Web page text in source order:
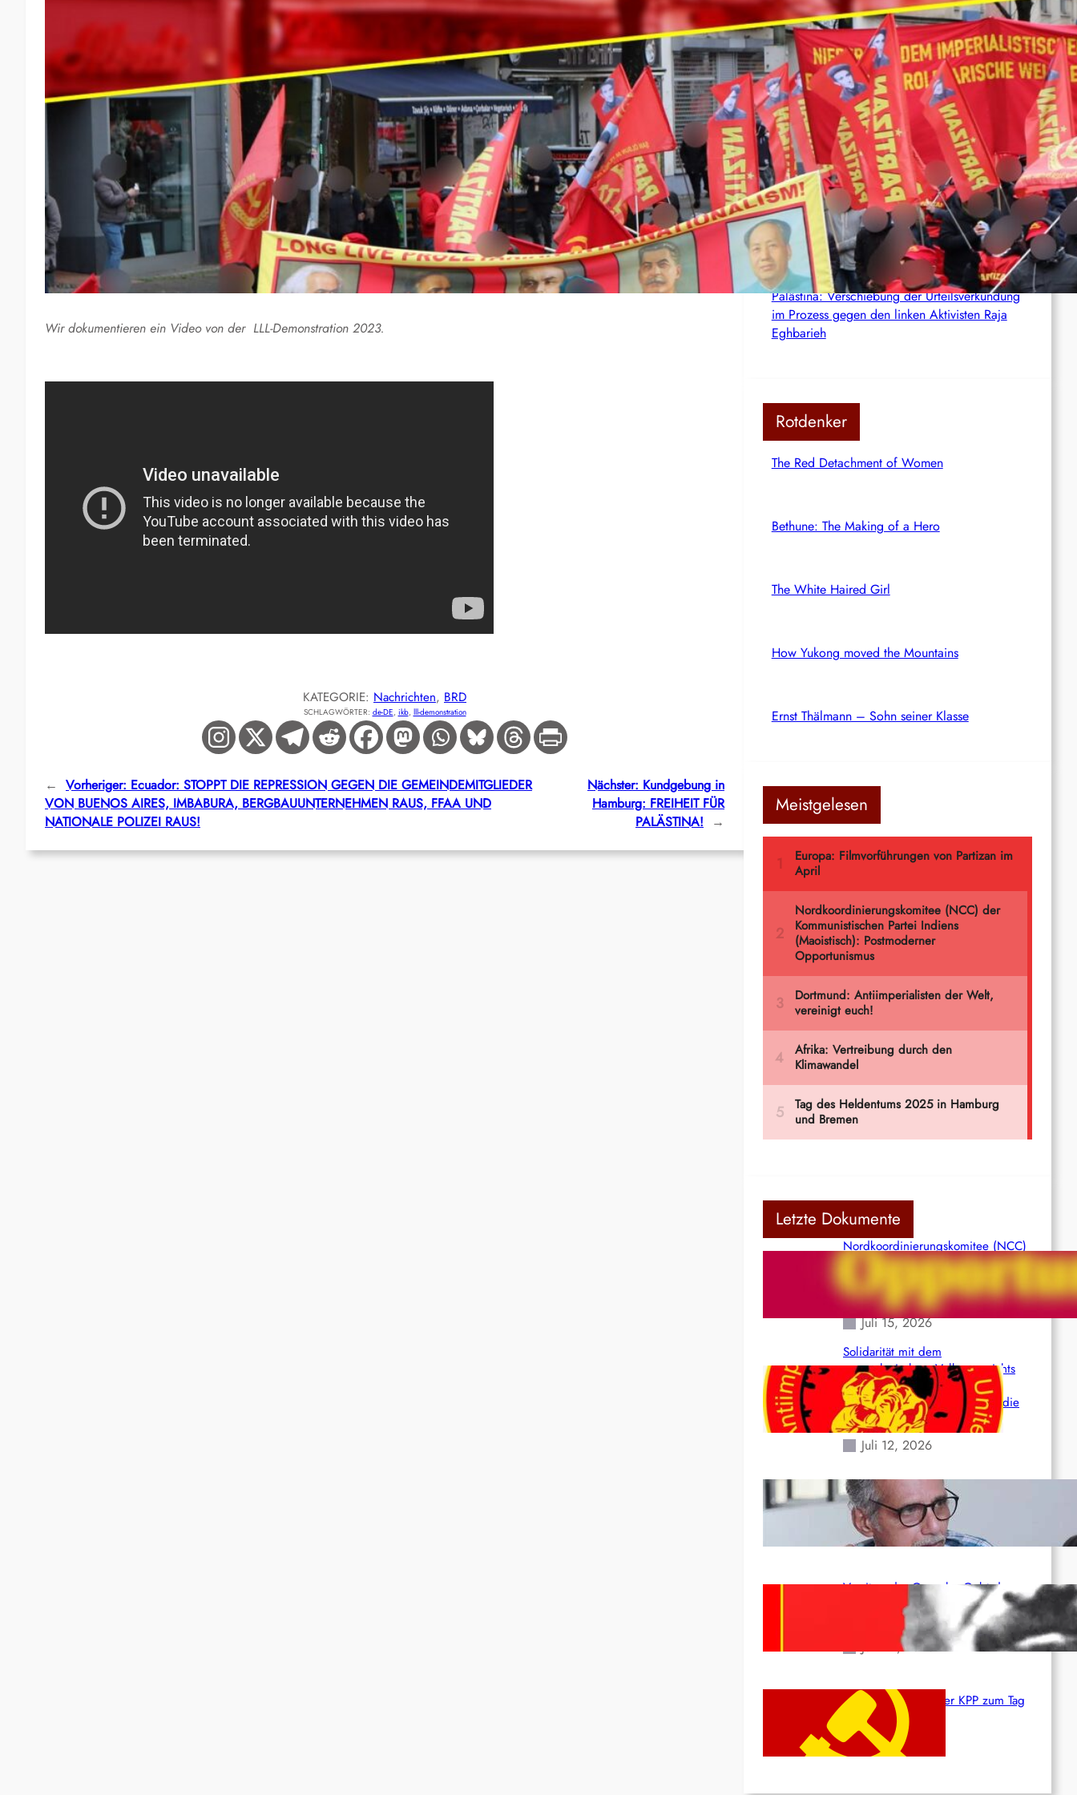
Wir dokumentieren ein Video von der LLL-Demonstration 2023.
KATEGORIE: Nachrichten, BRD
SCHLAGWÖRTER: de-DE, ikb, lll-demonstration
← Vorheriger: Ecuador: STOPPT DIE REPRESSION GEGEN DIE GEMEINDEMITGLIEDER
VON BUENOS AIRES, IMBABURA, BERGBAUUNTERNEHMEN RAUS, FFAA UND
NATIONALE POLIZEI RAUS!
Nächster: Kundgebung in
Hamburg: FREIHEIT FÜR
PALÄSTINA!
→
und Francisca Andino
Siedlerterror im Westjordanland
BGH: Linas Schweigen im Antifa-Prozess wird
mit sechs Monaten Beugehaft bestraft!
Anti-ICE-Proteste halten an – Aktivist:innen
drohen langjährige Haftstrafen
Palästina: Verschiebung der Urteilsverkündung
im Prozess gegen den linken Aktivisten Raja
Eghbarieh
Rotdenker
The Red Detachment of Women
Bethune: The Making of a Hero
The White Haired Girl
How Yukong moved the Mountains
Ernst Thälmann – Sohn seiner Klasse
Meistgelesen
Letzte Dokumente
Nordkoordinierungskomitee (NCC)
der Kommunistischen Partei Indiens
(Maoistisch): Postmoderner
Opportunismus
Juli 15, 2026
Solidarität mit dem
venezolanischem Volk angesichts
der verlorenen Leben und der
katastrophalen Situation durch die
Erdbeben des 24. Juni!
Juli 12, 2026
Indien: „Die Politik der
Kapitulation“ von K. Murali (Ajith)
Juli 1, 2026
Vorsitzender Gonzalo: Gebt das
Leben für die Partei und die
Juni 19, 2026
Beschluss des ZK der KPP zum Tag
des Heldentums
Juni 19, 2026